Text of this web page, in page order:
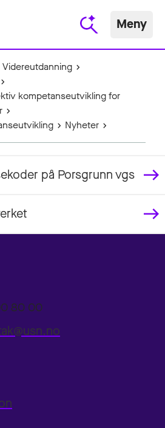
Meny
Videreutdanning
kompetanseutvikling for
Nyheter
på Porsgrunn vgs
80 00